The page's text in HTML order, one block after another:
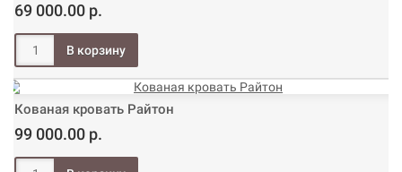
69 000.00 р.
Кованая кровать Райтон
99 000.00 р.